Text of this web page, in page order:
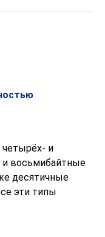
и
восьмибайтные
десятичные
эти типы